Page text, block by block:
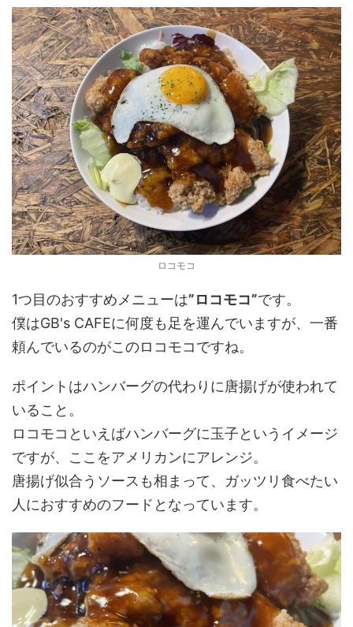
ロコモコ
1つ目のおすすめメニューは”ロコモコ”です。
僕はGB's CAFEに何度も足を運んでいますが、一番
頼んでいるのがこのロコモコですね。
ポイントはハンバーグの代わりに唐揚げが使われて
いること。
ロコモコといえばハンバーグに玉子というイメージ
ですが、ここをアメリカンにアレンジ。
唐揚げ似合うソースも相まって、ガッツリ食べたい
人におすすめのフードとなっています。